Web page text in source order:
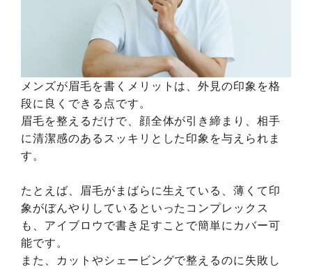
メンズが眉毛を書くメリットは、外見の印象を格
段に良くできる点です。
眉毛を整えるだけで、顔全体が引き締まり、相手
に清潔感のあるスッキリとした印象を与えられま
す。
たとえば、眉毛がまばらに生えている、薄くて印
象がぼんやりしているといったコンプレックス
も、アイブロウで書き足すことで簡単にカバー可
能です。
また、カットやシェービングで整えるのに失敗し